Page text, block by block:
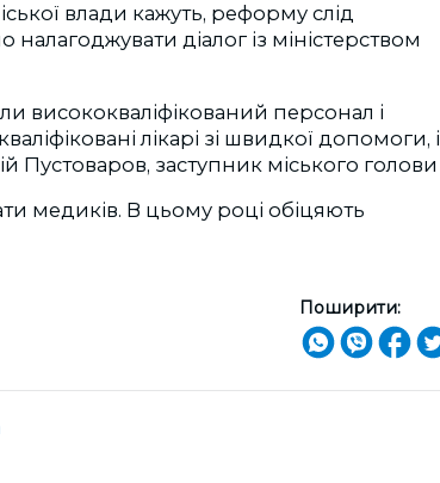
влади кажуть, реформу слід
діалог із міністерством
висококваліфікований персонал і
лікарі зі швидкої допомоги, і
Пустоваров, заступник міського голови
медиків. В цьому році обіцяють
Поширити: